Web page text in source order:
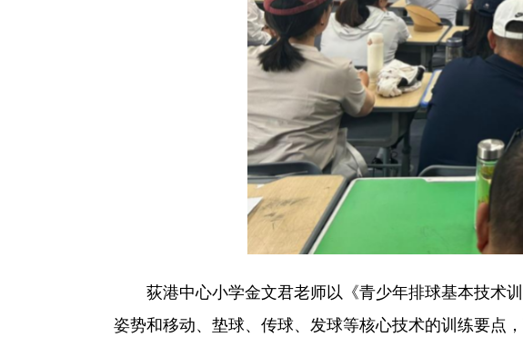
荻港中心小学金文君老师以《青少年排球基本技术训
姿势和移动、垫球、传球、发球等核心技术的训练要点